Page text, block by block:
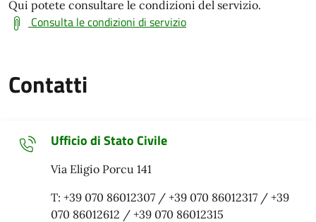
Qui potete consultare le condizioni del servizio.
Consulta le condizioni di servizio
Contatti
Ufficio di Stato Civile
Via Eligio Porcu 141
T: +39 070 86012307 / +39 070 86012317 / +39
070 86012612 / +39 070 86012315